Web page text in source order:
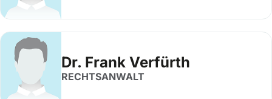
Dr. Frank Verfürth
RECHTSANWALT